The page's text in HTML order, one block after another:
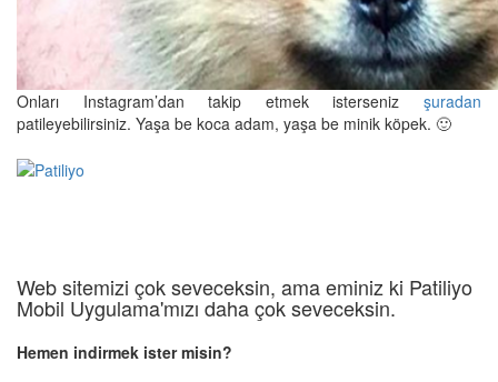
Onları Instagram’dan takip etmek isterseniz şuradan
patileyebilirsiniz. Yaşa be koca adam, yaşa be minik köpek. 🙂
Web sitemizi çok seveceksin, ama eminiz ki Patiliyo
Mobil Uygulama'mızı daha çok seveceksin.
Hemen indirmek ister misin?